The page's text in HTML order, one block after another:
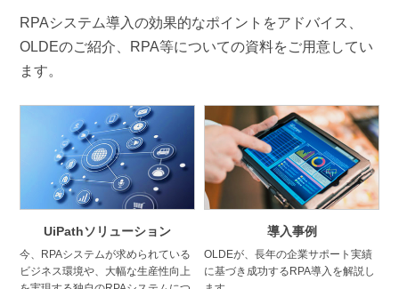
RPAシステム導入の効果的なポイントをアドバイス、
OLDEのご紹介、RPA等についての資料をご用意してい
ます。
UiPathソリューション
今、RPAシステムが求められている
ビジネス環境や、大幅な生産性向上
導入事例
OLDEが、長年の企業サポート実績
に基づき成功するRPA導入を解説し